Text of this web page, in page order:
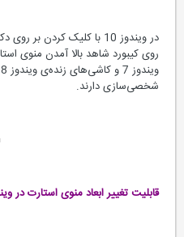
در ویندوز 10 با کلیک کردن بر
روی کیبورد شاهد بالا آمدن منوی
شخصی‌سازی دارند.
قابلیت تغییر ابعاد منوی استارت در ویندوز